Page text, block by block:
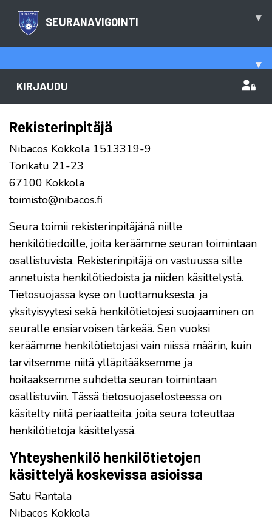
SEURANAVIGOINTI ▾
▾
KIRJAUDU
Rekisterinpitäjä
Nibacos Kokkola 1513319-9
Torikatu 21-23
67100 Kokkola
toimisto@nibacos.fi
Seura toimii rekisterinpitäjänä niille
henkilötiedoille, joita keräämme seuran toimintaan
osallistuvista. Rekisterinpitäjä on vastuussa sille
annetuista henkilötiedoista ja niiden käsittelystä.
Tietosuojassa kyse on luottamuksesta, ja
yksityisyytesi sekä henkilötietojesi suojaaminen on
seuralle ensiarvoisen tärkeää. Sen vuoksi
keräämme henkilötietojasi vain niissä määrin, kuin
tarvitsemme niitä ylläpitääksemme ja
hoitaaksemme suhdetta seuran toimintaan
osallistuviin. Tässä tietosuojaselosteessa on
käsitelty niitä periaatteita, joita seura toteuttaa
henkilötietoja käsittelyssä.
Yhteyshenkilö henkilötietojen
käsittelyä koskevissa asioissa
Satu Rantala
Nibacos Kokkola